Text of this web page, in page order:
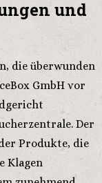
und
die überwunden
GmbH vor
Der
Produkte, die
Klagen